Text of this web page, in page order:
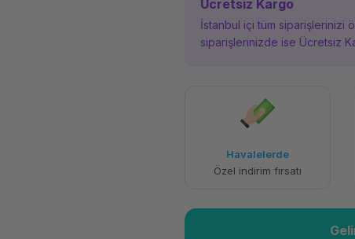
Ücretsiz Kargo
İstanbul içi tüm siparişlerinizi
siparişlerinizde ise Ücretsiz
Havalelerde
Özel indirim fırsatı